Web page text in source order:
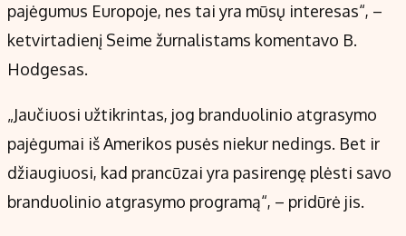
pajėgumus Europoje, nes tai yra mūsų interesas“, –
ketvirtadienį Seime žurnalistams komentavo B.
Hodgesas.
„Jaučiuosi užtikrintas, jog branduolinio atgrasymo
pajėgumai iš Amerikos pusės niekur nedings. Bet ir
džiaugiuosi, kad prancūzai yra pasirengę plėsti savo
branduolinio atgrasymo programą“, – pridūrė jis.